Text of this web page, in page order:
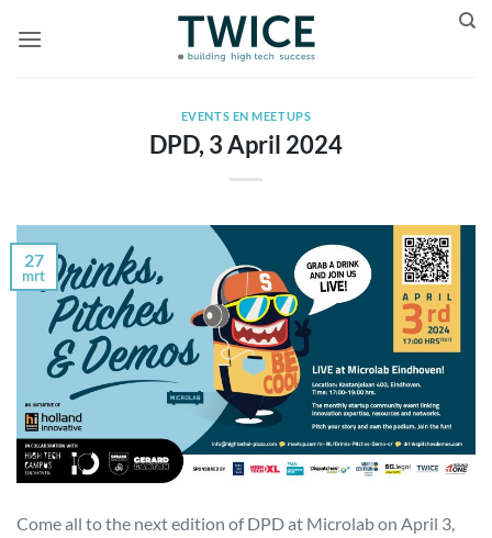
naar
EVENTS EN MEETUPS
DPD, 3 April 2024
27
mrt
Come all to the next edition of DPD at Microlab on April 3,